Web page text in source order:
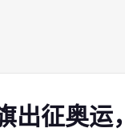
出征奥运